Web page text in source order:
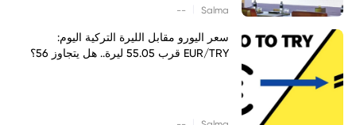
Salma
--
سعر اليورو مقابل الليرة التركية اليوم:
EUR/TRY قرب 55.05 ليرة.. هل يتجاوز 56؟